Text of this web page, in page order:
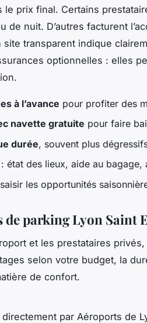
le prix final. Certains
nuit. D’autres facturent
site transparent indique
optionnelles : elles
à l’avance pour profiter des
navette gratuite pour faire
durée, souvent plus
: état des lieux, aide au bagage,
les opportunités
parking Lyon Saint
et les prestataires
selon votre budget, la
de confort.
par Aéroports de